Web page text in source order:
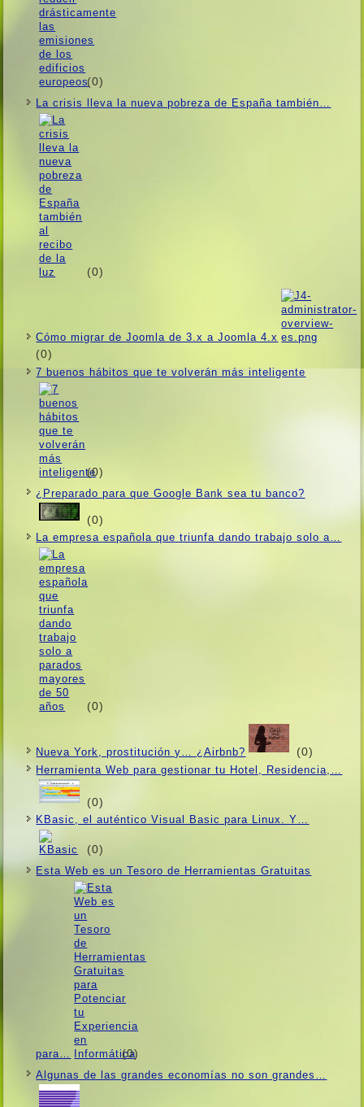
(0)
La crisis lleva la nueva pobreza de España también…
(0)
Cómo migrar de Joomla de 3.x a Joomla 4.x
(0)
7 buenos hábitos que te volverán más inteligente
(0)
¿Preparado para que Google Bank sea tu banco?
(0)
La empresa española que triunfa dando trabajo solo a…
(0)
Nueva York, prostitución y… ¿Airbnb? (0)
Herramienta Web para gestionar tu Hotel, Residencia,…
(0)
KBasic, el auténtico Visual Basic para Linux. Y…
(0)
Esta Web es un Tesoro de Herramientas Gratuitas
para… (0)
Algunas de las grandes economí­as no son grandes…